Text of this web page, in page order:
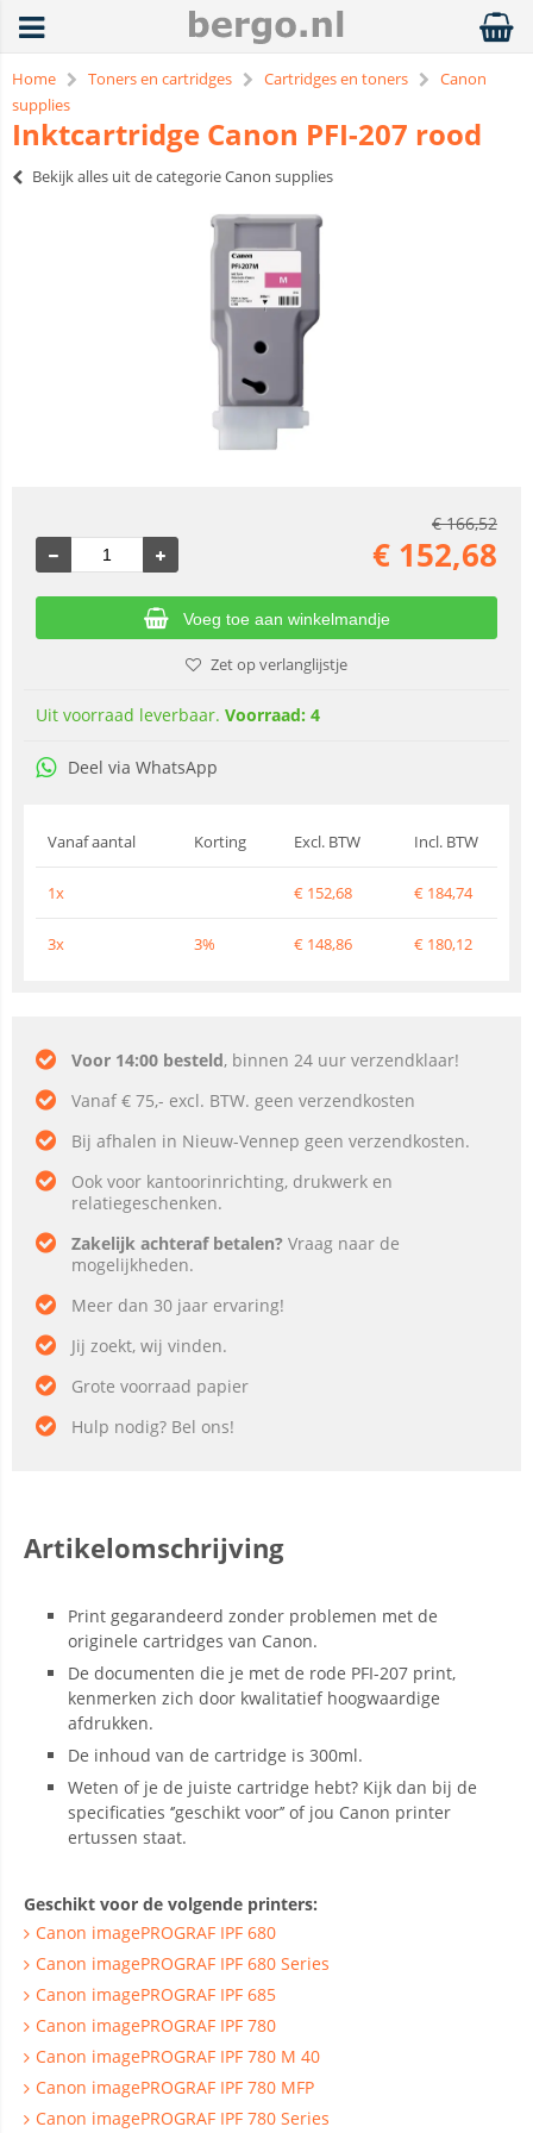
Home Toners en cartridges Cartridges en toners
Canon
supplies
Inktcartridge Canon PFI-207 rood
Bekijk alles uit de categorie Canon supplies
€166,52
€ 152,68
Voeg toe aan winkelmandje
Zet op verlanglijstje
Uit voorraad leverbaar. Voorraad: 4
Deel via WhatsApp
Vanaf aantal Korting Excl. BTW Incl. BTW
1x € 152,68 € 184,74
3x 3% € 148,86 € 180,12
Voor 14:00 besteld, binnen 24 uur verzendklaar!
Vanaf € 75,- excl. BTW. geen verzendkosten
Bij afhalen in Nieuw-Vennep geen verzendkosten.
Ook voor kantoorinrichting, drukwerk en
relatiegeschenken.
Zakelijk achteraf betalen? Vraag naar de
mogelijkheden.
Meer dan 30 jaar ervaring!
Jij zoekt, wij vinden.
Grote voorraad papier
Hulp nodig? Bel ons!
Artikelomschrijving
Print gegarandeerd zonder problemen met de
originele cartridges van Canon.
De documenten die je met de rode PFI-207 print,
kenmerken zich door kwalitatief hoogwaardige
afdrukken.
De inhoud van de cartridge is 300ml.
Weten of je de juiste cartridge hebt? Kijk dan bij de
specificaties ‘’geschikt voor’’ of jou Canon printer
ertussen staat.
Geschikt voor de volgende printers:
Canon imagePROGRAF IPF 680
Canon imagePROGRAF IPF 680 Series
Canon imagePROGRAF IPF 685
Canon imagePROGRAF IPF 780
Canon imagePROGRAF IPF 780 M 40
Canon imagePROGRAF IPF 780 MFP
Canon imagePROGRAF IPF 780 Series